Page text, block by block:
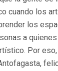
cuando los
los
a
Por